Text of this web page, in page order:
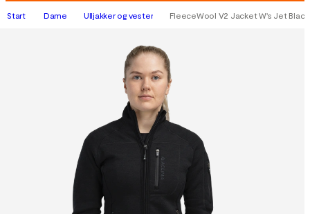
Start Dame Ulljakker og vester FleeceWool V2 Jacket W's Jet Black